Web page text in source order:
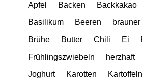
Apfel Backen Backkakao
Basilikum
Beeren
Brühe
Butter Chili Ei
Frühlingszwiebeln
herzhaft
Joghurt
Karotten Kartoffeln